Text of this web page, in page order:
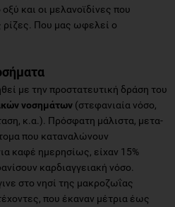
και οι μελανοϊδίνες που
ρίζες. Που μας ωφελεί ο
με την προστατευτική δράση του
νοσημάτων (στεφανιαία νόσο,
κ.α.). Πρόσφατη μάλιστα, μετα-
που καταναλώνουν
καφέ ημερησίως, είχαν 15%
καρδιαγγειακή νόσο.
στο νησί της μακροζωΐας
που έκαναν μέτρια έως